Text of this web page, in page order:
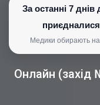
За останні 7
приєдналися
Медики обирають
Онлайн (захід